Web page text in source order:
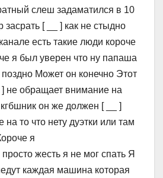
слеш задаматился в 10
[ __ ] как не стыдно
есть такие люди короче
я был уверен что ну папаша
Может он конечно Этот
не обращает внимание на
он же должен [ __ ]
то что нету дуэтки или там
я
жесть я не мог спать Я
каждая машина которая